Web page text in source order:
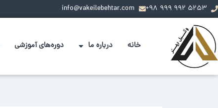
رفتن
به
محتوا
5253 992 999 98+
info@vakeilebehtar.com
خانه درباره ما دوره‌های آموزشی